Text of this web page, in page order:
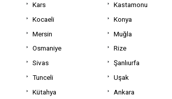
Kars Kastamonu
Kocaeli Konya
Mersin Muğla
Osmaniye Rize
Sivas Şanlıurfa
Tunceli Uşak
Kütahya Ankara